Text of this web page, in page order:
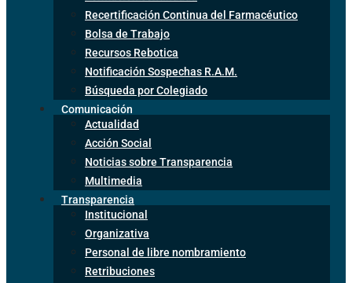
Recertificación Continua del Farmacéutico
Bolsa de Trabajo
Recursos Rebotica
Notificación Sospechas R.A.M.
Búsqueda por Colegiado
Comunicación
Actualidad
Acción Social
Noticias sobre Transparencia
Multimedia
Transparencia
Institucional
Organizativa
Personal de libre nombramiento
Retribuciones